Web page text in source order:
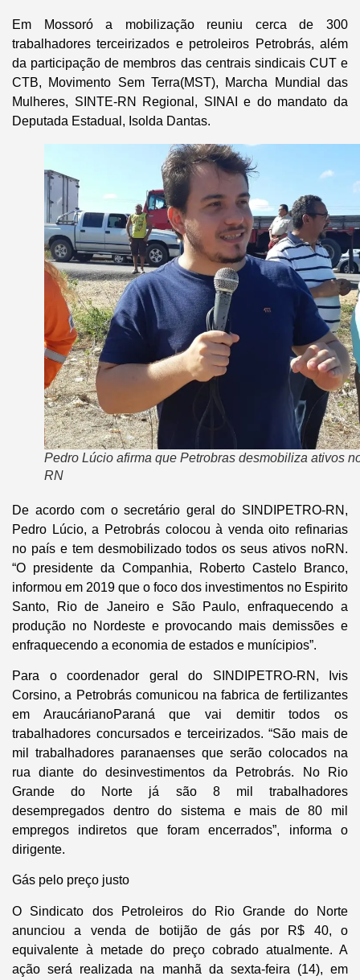
Em Mossoró a mobilização reuniu cerca de 300
trabalhadores terceirizados e petroleiros Petrobrás, além
da participação de membros das centrais sindicais CUT e
CTB, Movimento Sem Terra(MST), Marcha Mundial das
Mulheres, SINTE-RN Regional, SINAI e do mandato da
Deputada Estadual, Isolda Dantas.
Pedro Lúcio afirma que Petrobras desmobiliza ativos
RN
De acordo com o secretário geral do SINDIPETRO-RN,
Pedro Lúcio, a Petrobrás colocou à venda oito refinarias
no país e tem desmobilizado todos os seus ativos noRN.
“O presidente da Companhia, Roberto Castelo Branco,
informou em 2019 que o foco dos investimentos no Espirito
Santo, Rio de Janeiro e São Paulo, enfraquecendo a
produção no Nordeste e provocando mais demissões e
enfraquecendo a economia de estados e munícipios”.
Para o coordenador geral do SINDIPETRO-RN, Ivis
Corsino, a Petrobrás comunicou na fabrica de fertilizantes
em AraucárianoParaná que vai demitir todos os
trabalhadores concursados e terceirizados. “São mais de
mil trabalhadores paranaenses que serão colocados na
rua diante do desinvestimentos da Petrobrás. No Rio
Grande do Norte já são 8 mil trabalhadores
desempregados dentro do sistema e mais de 80 mil
empregos indiretos que foram encerrados”, informa o
dirigente.
Gás pelo preço justo
O Sindicato dos Petroleiros do Rio Grande do Norte
anunciou a venda de botijão de gás por R$ 40, o
equivalente à metade do preço cobrado atualmente. A
ação será realizada na manhã da sexta-feira (14), em